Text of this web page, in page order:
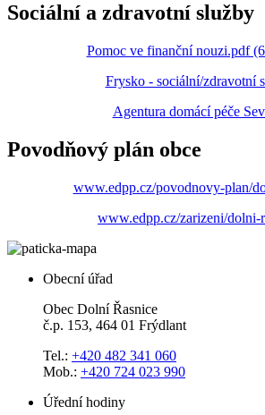
Sociální a zdravotní služby
Pomoc ve finanční nouzi.pdf
Frysko - sociální/zdravotní
Agentura domácí péče
Povodňový plán obce
www.edpp.cz/povodnovy-plan/
www.edpp.cz/zarizeni/dolni-
Obecní úřad
Obec Dolní Řasnice
č.p. 153, 464 01 Frýdlant
Tel.: +420 482 341 060
Mob.: +420 724 023 990
Úřední hodiny